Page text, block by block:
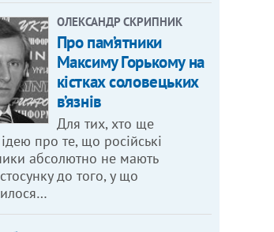
ОЛЕКСАНДР СКРИПНИК
Про пам’ятники
Максиму Горькому на
кістках соловецьких
в’язнів
Для тих, хто ще
про те, що російські
абсолютно не мають
до того, у що